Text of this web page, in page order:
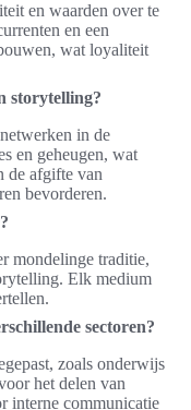
en waarden over te
en een
wat loyaliteit
storytelling?
in de
en geheugen, wat
de afgifte van
bevorderen.
mondelinge traditie,
Elk medium
sectoren?
zoals onderwijs
het delen van
interne communicatie